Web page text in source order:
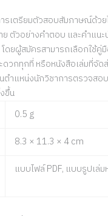
รเตรียมตัวสอบสัมภาษณ์ด้วย
ตัวอย่างคำตอบ และคำแนะ
ดยผู้สมัครสามารถเลือกใช้คู่
ดวกทุกที่ หรือหนังสือเล่มที่จั
ตำแหน่งนักวิชาการตรวจสอ
ขึ้น
0.5 g
8.3 × 11.3 × 4 cm
แบบไฟล์ PDF, แบบรูปเล่